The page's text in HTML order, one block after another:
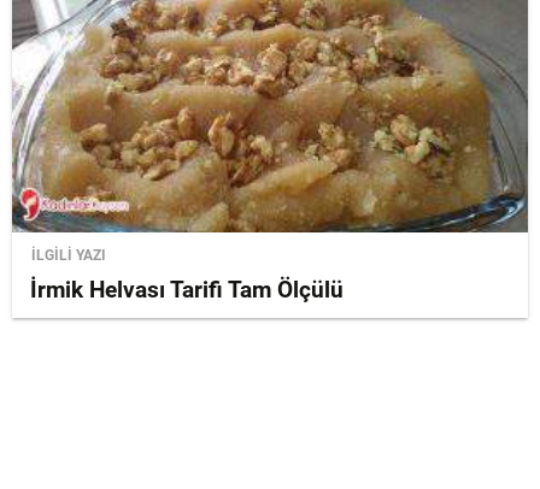
İLGİLİ YAZI
İrmik Helvası Tarifi Tam Ölçülü